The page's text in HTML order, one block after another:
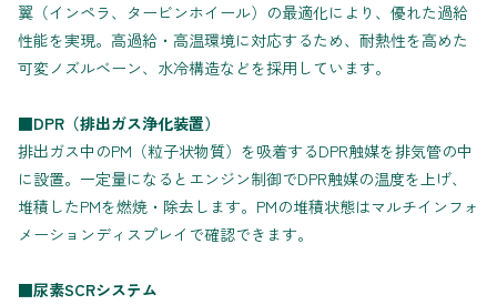
翼（インペラ、タービンホイール）の最適化により、優れた過給
性能を実現。高過給・高温環境に対応するため、耐熱性を高めた
可変ノズルベーン、水冷構造などを採用しています。
■DPR（排出ガス浄化装置）
排出ガス中のPM（粒子状物質）を吸着するDPR触媒を排気管の中
に設置。一定量になるとエンジン制御でDPR触媒の温度を上げ、
堆積したPMを燃焼・除去します。PMの堆積状態はマルチインフォ
メーションディスプレイで確認できます。
■尿素SCRシステム